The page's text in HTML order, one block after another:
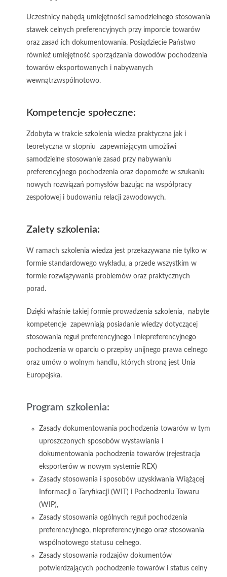
Uczestnicy nabędą umiejętności samodzielnego stosowania
stawek celnych preferencyjnych przy imporcie towarów
oraz zasad ich dokumentowania. Posiądziecie Państwo
również umiejętność sporządzania dowodów pochodzenia
towarów eksportowanych i nabywanych
wewnątrzwspólnotowo.
Kompetencje społeczne:
Zdobyta w trakcie szkolenia wiedza praktyczna jak i
teoretyczna w stopniu zapewniającym umożliwi
samodzielne stosowanie zasad przy nabywaniu
preferencyjnego pochodzenia oraz dopomoże w szukaniu
nowych rozwiązań pomysłów bazując na współpracy
zespołowej i budowaniu relacji zawodowych.
Zalety szkolenia:
W ramach szkolenia wiedza jest przekazywana nie tylko w
formie standardowego wykładu, a przede wszystkim w
formie rozwiązywania problemów oraz praktycznych
porad.
Dzięki właśnie takiej formie prowadzenia szkolenia, nabyte
kompetencje zapewniają posiadanie wiedzy dotyczącej
stosowania reguł preferencyjnego i niepreferencyjnego
pochodzenia w oparciu o przepisy unijnego prawa celnego
oraz umów o wolnym handlu, których stroną jest Unia
Europejska.
Program szkolenia:
Zasady dokumentowania pochodzenia towarów w tym
uproszczonych sposobów wystawiania i
dokumentowania pochodzenia towarów (rejestracja
eksporterów w nowym systemie REX)
Zasady stosowania i sposobów uzyskiwania Wiążącej
Informacji o Taryfikacji (WIT) i Pochodzeniu Towaru
(WIP),
Zasady stosowania ogólnych reguł pochodzenia
preferencyjnego, niepreferencyjnego oraz stosowania
wspólnotowego statusu celnego.
Zasady stosowania rodzajów dokumentów
potwierdzających pochodzenie towarów i status celny